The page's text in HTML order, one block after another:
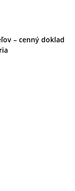
– cenný doklad